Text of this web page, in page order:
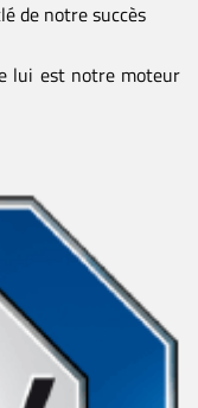
de notre succès
lui est notre moteur